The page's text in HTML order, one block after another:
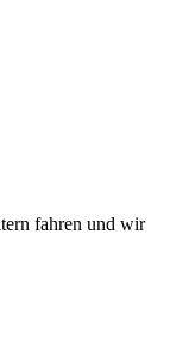
fahren und wir